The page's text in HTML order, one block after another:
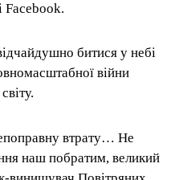
Facebook.
битися у небі
війни
втрату… Не
наш побратим, великий